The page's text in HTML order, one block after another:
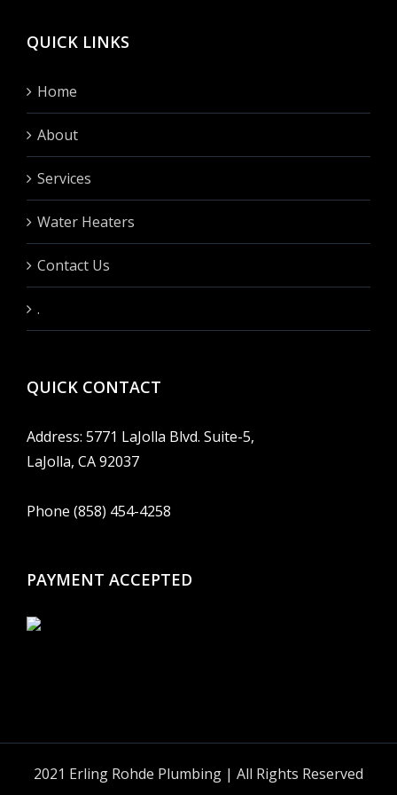
QUICK LINKS
Home
About
Services
Water Heaters
Contact Us
.
QUICK CONTACT
Address: 5771 LaJolla Blvd. Suite-5,
LaJolla, CA 92037
Phone (858) 454-4258
PAYMENT ACCEPTED
2021 Erling Rohde Plumbing | All Rights Reserved